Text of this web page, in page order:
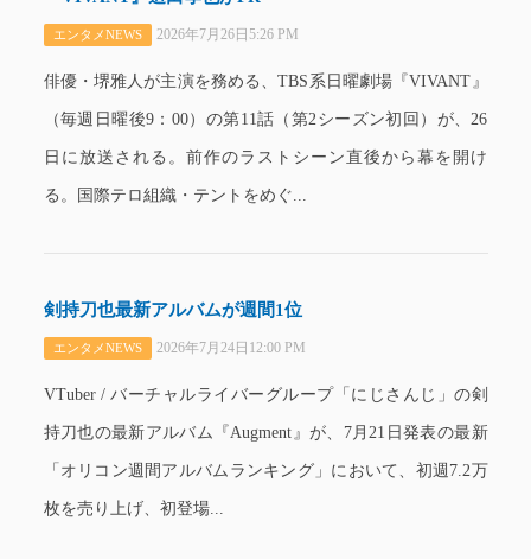
エンタメNEWS 2026年7月26日5:26 PM
俳優・堺雅人が主演を務める、TBS系日曜劇場『VIVANT』
（毎週日曜後9：00）の第11話（第2シーズン初回）が、26
日に放送される。前作のラストシーン直後から幕を開け
る。国際テロ組織・テントをめぐ...
剣持刀也最新アルバムが週間1位
エンタメNEWS 2026年7月24日12:00 PM
VTuber / バーチャルライバーグループ「にじさんじ」の剣
持刀也の最新アルバム『Augment』が、7月21日発表の最新
「オリコン週間アルバムランキング」において、初週7.2万
枚を売り上げ、初登場...